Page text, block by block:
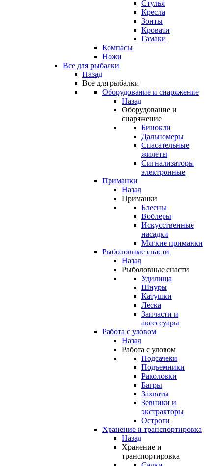
Стулья
Кресла
Зонты
Кровати
Гамаки
Компасы
Ножи
Все для рыбалки
Назад
Все для рыбалки
Оборудование и снаряжение
Назад
Оборудование и
снаряжение
Бинокли
Дальномеры
Спасательные
жилеты
Сигнализаторы
электронные
Приманки
Назад
Приманки
Блесны
Воблеры
Искусственные
насадки
Мягкие приманки
Рыболовные снасти
Назад
Рыболовные снасти
Удилища
Шнуры
Катушки
Леска
Запчасти и
аксессуары
Работа с уловом
Назад
Работа с уловом
Подсачеки
Подъемники
Раколовки
Багры
Захваты
Зевники и
экстракторы
Остроги
Хранение и транспортировка
Назад
Хранение и
транспортировка